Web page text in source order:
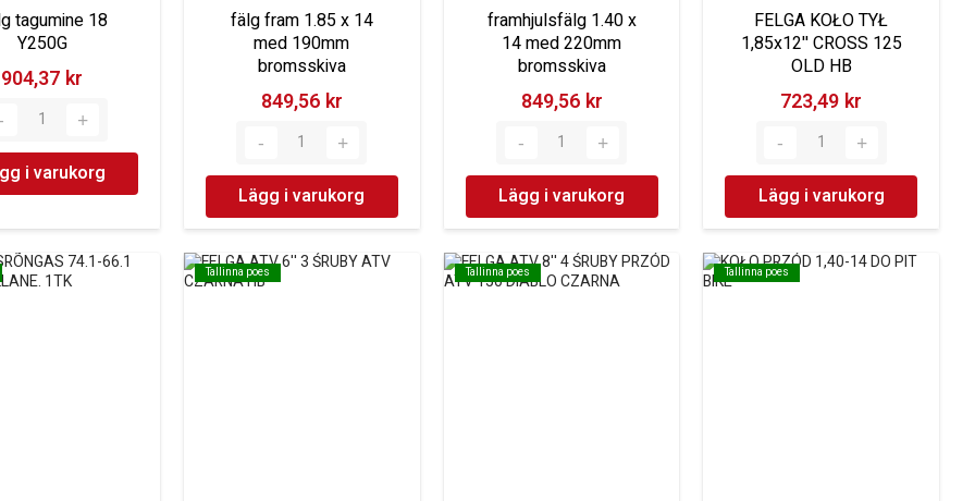
tagumine 18
Y250G
904,37 kr‎
i varukorg
fälg fram 1.85 x 14
med 190mm
bromsskiva
849,56 kr‎
Lägg i varukorg
framhjulsfälg 1.40 x
14 med 220mm
bromsskiva
849,56 kr‎
Lägg i varukorg
FELGA KOŁO TYŁ
1,85x12'' CROSS 125
OLD HB
723,49 kr‎
Lägg i varukorg
Tallinna poes
Tallinna poes Tallinna poes
Tallinna poes Tallinna poes
Tallinna poes